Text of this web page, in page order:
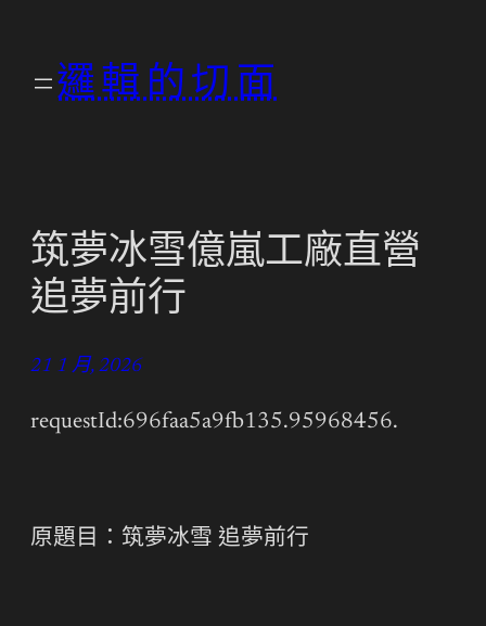
邏輯的切面
筑夢冰雪億嵐工廠直營
追夢前行
21 1 月, 2026
requestId:696faa5a9fb135.95968456.
原題目：筑夢冰雪 追夢前行